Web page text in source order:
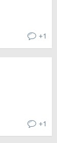
+1
+1